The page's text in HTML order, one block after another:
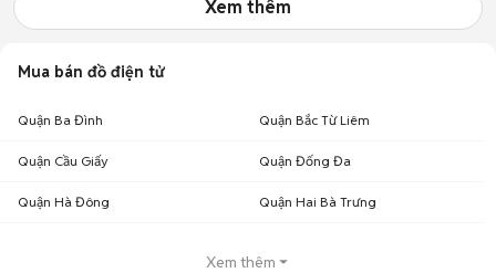
Xem thêm
Mua bán đồ điện tử
Quận Ba Đình Quận Bắc Từ Liêm
Quận Cầu Giấy Quận Đống Đa
Quận Hà Đông Quận Hai Bà Trưng
Xem thêm